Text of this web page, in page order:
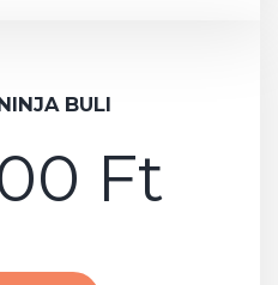
BULI
Ft